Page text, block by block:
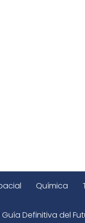
Química
Guía Definitiva del